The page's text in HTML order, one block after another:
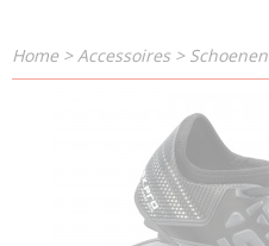
Home> Accessoires > Schoenen